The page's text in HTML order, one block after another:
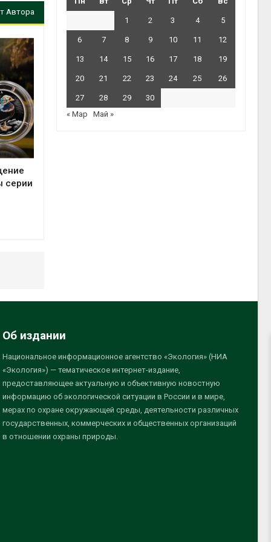
Автора
серии
1 2 3 4 5
6 7 8 9 10 11 12
13 14 15 16 17 18 19
20 21 22 23 24 25 26
27 28 29
30
« Мар
Май »
Об издании
Национальное информационное агентство «Экология» (НИА
«Экология») — тематическое интернет-издание,
предоставляющее актуальную и объективную новостную
информацию об экологической ситуации в России и в мире,
мерах по охране окружающей среды, деятельности различных
государственных, коммерческих и общественных организаций
в отношении охраны природы.